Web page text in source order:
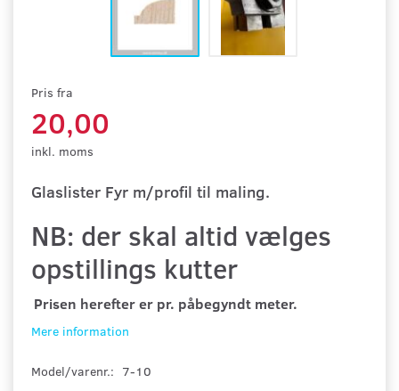
Pris fra
20,00
inkl. moms
Glaslister Fyr m/profil til maling.
NB: der skal altid vælges
opstillings kutter
Prisen herefter er pr. påbegyndt meter.
Mere information
Model/varenr.: 7-10